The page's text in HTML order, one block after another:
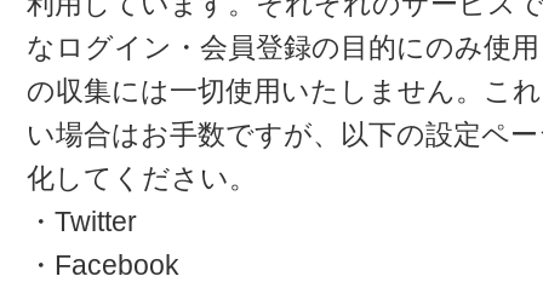
なログイン・会員登録の目的にのみ使
の収集には一切使用いたしません。こ
い場合はお手数ですが、以下の設定ペ
化してください。
・Twitter
・Facebook